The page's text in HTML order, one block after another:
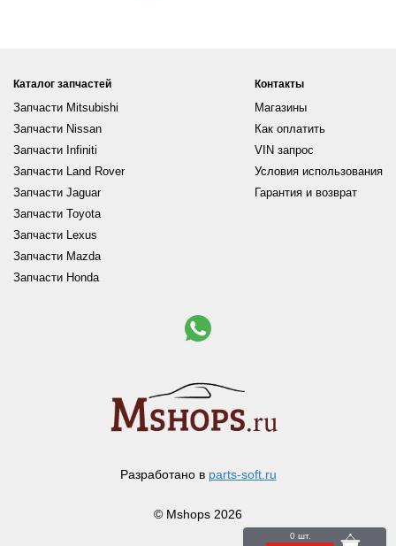
Каталог запчастей
Запчасти Mitsubishi
Запчасти Nissan
Запчасти Infiniti
Запчасти Land Rover
Запчасти Jaguar
Запчасти Toyota
Запчасти Lexus
Запчасти Mazda
Запчасти Honda
Контакты
Магазины
Как оплатить
VIN запрос
Условия использования
Гарантия и возврат
Разработано в parts-soft.ru
© Mshops 2026
0 шт.